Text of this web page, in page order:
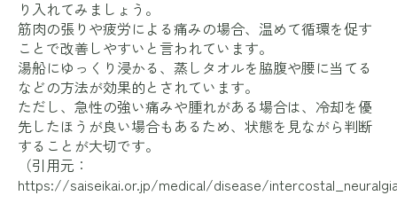
り入れてみましょう。
筋肉の張りや疲労による痛みの場合、温めて循環を促す
ことで改善しやすいと言われています。
湯船にゆっくり浸かる、蒸しタオルを脇腹や腰に当てる
などの方法が効果的とされています。
ただし、急性の強い痛みや腫れがある場合は、冷却を優
先したほうが良い場合もあるため、状態を見ながら判断
することが大切です。
（引用元：
https://saiseikai.or.jp/medical/disease/